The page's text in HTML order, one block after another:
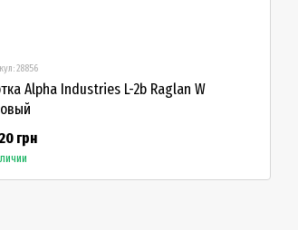
28856
Alpha Industries L-2b Raglan W
грн